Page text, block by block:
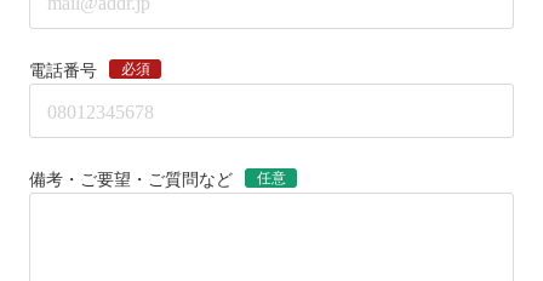
電話番号 必須
備考・ご要望・ご質問など 任意